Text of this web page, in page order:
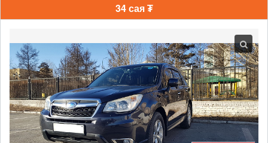
34 сая ₮